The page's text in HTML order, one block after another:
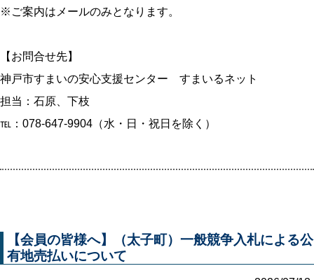
※ご案内はメールのみとなります。
【お問合せ先】
神戸市すまいの安心支援センター すまいるネット
担当：石原、下枝
℡：078-647-9904（水・日・祝日を除く）
【会員の皆様へ】（太子町）一般競争入札による公
有地売払いについて